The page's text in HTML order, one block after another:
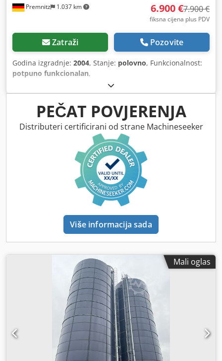
Premnitz 1.037 km 6.900 €7.900 €
fiksna cijena plus PDV
Zatraži Pozovite
Godina izgradnje: 2004, Stanje: polovno, Funkcionalnost:
potpuno funkcionalan,
PEČAT POVJERENJA
Distributeri certificirani od strane Machineseeker
Više informacija sada
Mali oglas